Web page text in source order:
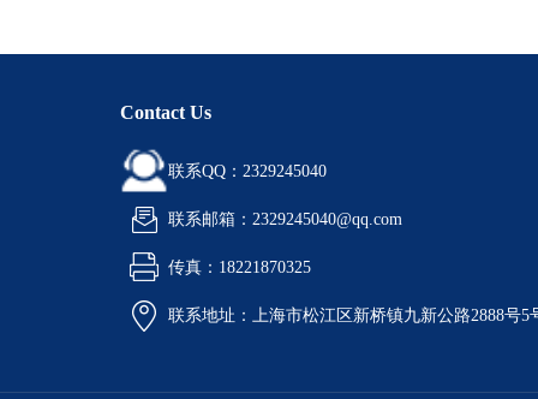
Contact Us
联系QQ：2329245040
联系邮箱：2329245040@qq.com
传真：18221870325
联系地址：上海市松江区新桥镇九新公路2888号5